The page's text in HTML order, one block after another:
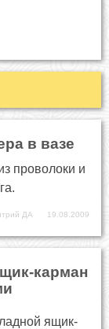
в вазе
проволоки и
ДА 19.08.2009
карман
ящик-